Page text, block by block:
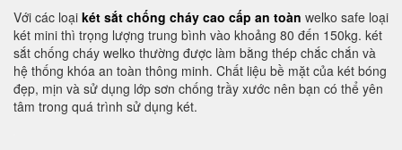
Với các loại két sắt chống cháy cao cấp an toàn welko safe loại
két mini thì trọng lượng trung bình vào khoảng 80 đến 150kg. két
sắt chống cháy welko thường được làm bằng thép chắc chắn và
hệ thống khóa an toàn thông minh. Chất liệu bề mặt của két bóng
đẹp, mịn và sử dụng lớp sơn chống trầy xước nên bạn có thể yên
tâm trong quá trình sử dụng két.